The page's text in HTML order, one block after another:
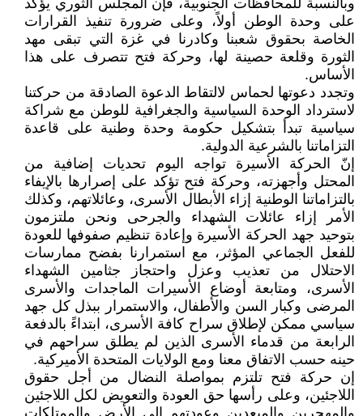
وبالنسبة للمحافظات الجنوبية، فإن المجلس الثوري يؤكد
على وحدة الوطن أولاً، وعلى ضرورة تنفيذ القرارات
الخاصة بحقوق شعبنا وكادرنا في غزة التي تبقى مهد
الثورة وقلعة حصينة لها، وحركة فتح تتصرف على هذا
الأساس.
وتجدد دعوتها لحماس لالتقاط الدعوة الصادقة من حركتنا
لاسترداد الوحدة السياسية والجغرافية للوطن مع شراكة
سياسية تبدأ بتشكيل حكومة وحدة وطنية على قاعدة
التزاماتنا بالشرعية الدولية.
إنّ الحركة الأسيرة تواجه اليوم تحديات إضافية من
المحتل وأجهزته، وحركة فتح تؤكد على إصرارها بالإيفاء
بالتزاماتنا الوطنية إزاء الأبطال الأسرى، وعائلاتهم، وكذلك
الأمر إزاء عائلات الشهداء والجرحى ونحن ملتزمون
بتوحيد جهد الحركة الأسيرة وإعادة تنظيم صفوفها للعودة
للفعل الجماعي المؤثر، مع استمرارنا بفضح ممارسات
الاحتلال من تعذيب وعزل واحتجاز جثامين الشهداء
الأسرى، ومتابعة أوضاع الأسيرات الماجدات والأسرى
المرضى وكبار السن والأطفال، والاستمرار ببذل كل جهد
سياسي ممكن لإطلاق سراح كافة الأسرى، ابتداءً بالدفعة
الرابعة من قدماء الأسرى الذين لم يطلق سراحهم في
حينه حسب الاتفاق معنا ومع الولايات المتحدة الأميركية.
إن حركة فتح تلتزم بمواصلة النضال من أجل حقوق
اللاجئين، وعلى رأسها حق العودة والتعويض لكل اللاجئين